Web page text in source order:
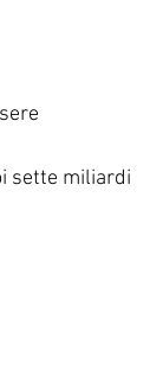
sette miliardi